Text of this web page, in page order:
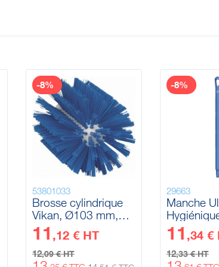
53801033
Brosse cylindrique
Vikan, Ø103 mm,
Medium
11 ,12 € HT
12,09 € HT
-8%
29663
Manche
Ø32 mm,
11 ,34 €
12,33 € HT
-8%